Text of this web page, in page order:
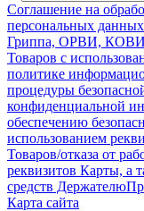
Соглашение на
персональных данных
Гриппа, ОРВИ,
Товаров с
политике
процедуры
конфиденциальной
обеспечению
использованием
Товаров/отказа от
реквизитов Карты, а
средств Держателю
Карта сайта